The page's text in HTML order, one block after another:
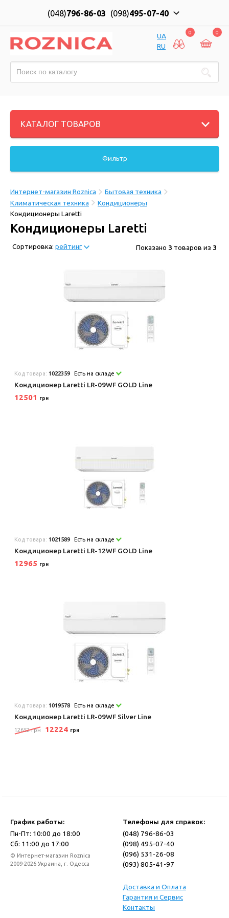
(048)796-86-03 (098)495-07-40
UA
RU
0 0
КАТАЛОГ ТОВАРОВ
Фильтр
Интернет-магазин Roznica
Бытовая техника
Климатическая техника
Кондиционеры
Кондиционеры Laretti
Кондиционеры Laretti
Сортировка: рейтинг Показано 3 товаров из 3
Код товара: 1022359 Есть на складе
Кондиционер Laretti LR-09WF GOLD Line
12501 грн
Код товара: 1021589 Есть на складе
Кондиционер Laretti LR-12WF GOLD Line
12965 грн
Код товара: 1019578 Есть на складе
Кондиционер Laretti LR-09WF Silver Line
12652 грн 12224 грн
График работы:
Пн-Пт: 10:00 до 18:00
Сб: 11:00 до 17:00
© Интернет-магазин Roznica
2009-2026 Украина, г. Одесса
Телефоны для справок:
(048) 796-86-03
(098) 495-07-40
(096) 531-26-08
(093) 805-41-97
Доставка и Оплата
Гарантия и Сервис
Контакты